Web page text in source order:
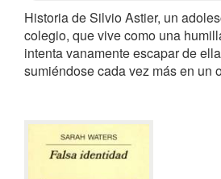
Historia de Silvio Astier, un
colegio, que vive como una
intenta vanamente escapar de
sumiéndose cada vez más en un